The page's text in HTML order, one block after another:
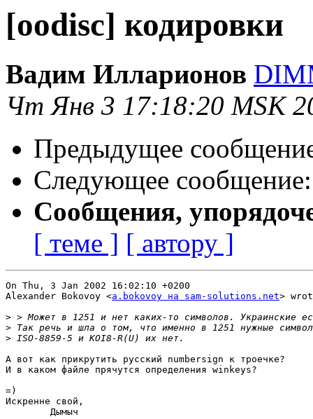
[oodisc] кодировки
Вадим Илларионов
Чт Янв 3 17:18:20 MSK
Предыдущее
Следующее
Сообщения,
[ теме ] [ автору ]
On Thu, 3 Jan 2002 16:02:10 +0200
Alexander Bokovoy <a.bokovoy на sam-solutions.net>
>
>
>
А вот как прикрутить русский numbersign к троечке?
И в каком файле прячутся определения winkeys?
=)
Искренне свой,